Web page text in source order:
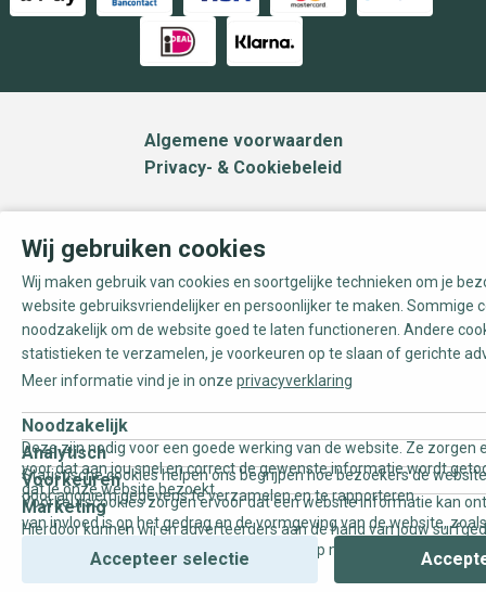
Algemene voorwaarden
Privacy- & Cookiebeleid
Wij gebruiken cookies
Wij maken gebruik van cookies en soortgelijke technieken om je
website gebruiksvriendelijker en persoonlijker te maken. Sommige
noodzakelijk om de website goed te laten functioneren. Andere
statistieken te verzamelen, je voorkeuren op te slaan of gerichte
Meer informatie vind je in onze privacyverklaring
Noodzakelijk
Deze zijn nodig voor een goede werking van de website. Ze zorgen
voor dat aan jou snel en correct de gewenste informatie wordt
dat je onze website bezoekt.
Analytisch
Statistische cookies helpen ons begrijpen hoe bezoekers de
door anoniem gegevens te verzamelen en te rapporteren.
Voorkeuren
Voorkeurscookies zorgen ervoor dat een website informatie kan
van invloed is op het gedrag en de vormgeving van de website,
Marketing
Hierdoor kunnen wij en adverteerders aan de hand van jouw
gepersonaliseerde online advertenties en op maat gemaakte
Accepteer selectie